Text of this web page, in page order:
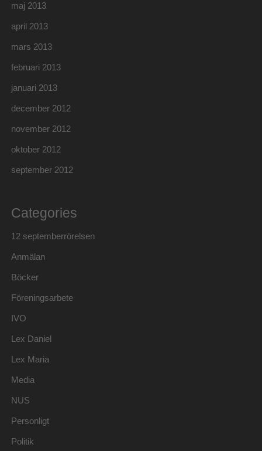
maj 2013
april 2013
mars 2013
februari 2013
januari 2013
december 2012
november 2012
oktober 2012
september 2012
Categories
12 septemberrörelsen
Anmälan
Böcker
Föreningsarbete
IVO
Lex Daniel
Lex Maria
Media
NUS
Personligt
Politik